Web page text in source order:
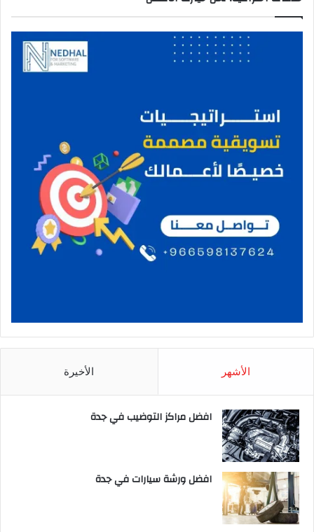
الأشهر الأخيرة
افضل مراكز التوضيب في جدة
افضل ورشة سيارات في جدة